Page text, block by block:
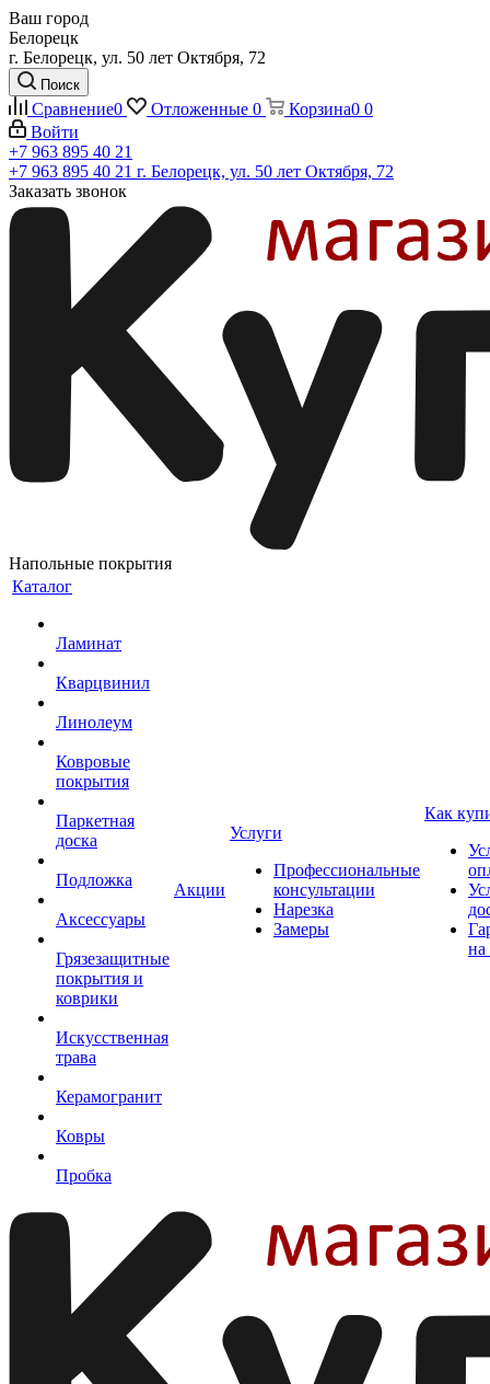
Ваш город
Белорецк
г. Белорецк, ул. 50 лет Октября, 72
Поиск
Сравнение0 Отложенные 0 Корзина0 0
Войти
+7 963 895 40 21
+7 963 895 40 21 г. Белорецк, ул. 50 лет Октября, 72
Заказать звонок
Напольные покрытия
Каталог
Ламинат
Кварцвинил
Линолеум
Ковровые
покрытия
Паркетная
доска
Подложка
Аксессуары
Грязезащитные
покрытия и
коврики
Искусственная
трава
Керамогранит
Ковры
Пробка
Акции
Услуги
Профессиональные
консультации
Нарезка
Замеры
Как
на